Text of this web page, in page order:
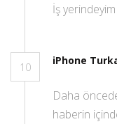
İş
10
iPhone
Daha
haberin